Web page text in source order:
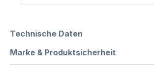
Technische Daten
Marke & Produktsicherheit